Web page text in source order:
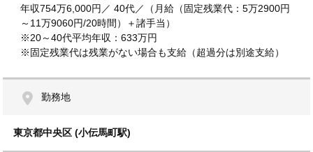
年収754万6,000円／ 40代／（月給（固定残業代：5万2900円
～11万9060円/20時間）＋諸手当）
※20～40代平均年収：633万円
※固定残業代は残業がない場合も支給（超過分は別途支給）
勤務地
東京都中央区 (小伝馬町駅)